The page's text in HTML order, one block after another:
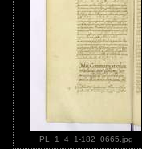
PL_1_4_1-182_0665.jpg